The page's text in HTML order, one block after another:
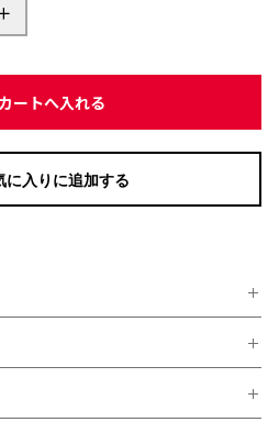
カートへ入れる
に入りに追加する
にした収納ケース。
車内での小物収納にもぴったりな
ラワグッズの整理にも活躍し、日